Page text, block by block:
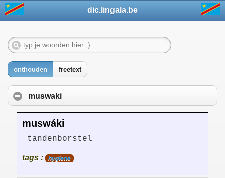
dic.lingala.be
onthouden freetext
muswaki
muswáki
tandenborstel
tags : hygiene